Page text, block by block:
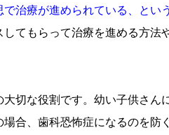
治療が進められている、という
てもらって治療を進める方法や
切な役割です。幼い子供さん
合、歯科恐怖症になるのを防